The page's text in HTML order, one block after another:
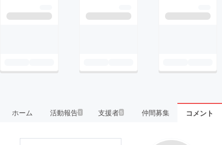
ホーム 活動報告1 支援者5 仲間募集 コメント